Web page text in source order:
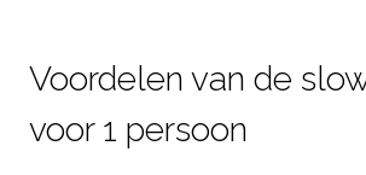
Voordelen van de
voor 1 persoon